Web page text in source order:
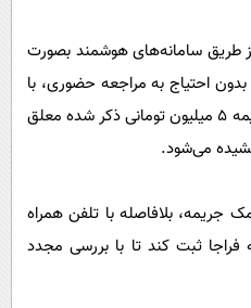
طریق سامانه‌های هوشمند بصورت
احتیاج به مراجعه حضوری، با
پیامک اخطار مواجه می‌شود و جریمه ۵ میلیون تومانی ذکر شده معلق
می‌شود.
جریمه، بلافاصله با تلفن همراه
ثبت کند تا با بررسی مجدد